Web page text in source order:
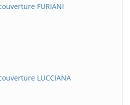
FURIANI
LUCCIANA